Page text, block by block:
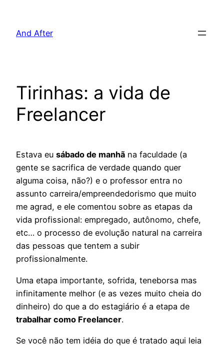
And After
Tirinhas: a vida de
Freelancer
Estava eu sábado de manhã na faculdade (a
gente se sacrifica de verdade quando quer
alguma coisa, não?) e o professor entra no
assunto carreira/empreendedorismo que muito
me agrad, e ele comentou sobre as etapas da
vida profissional: empregado, autônomo, chefe,
etc… o processo de evolução natural na carreira
das pessoas que tentem a subir
profissionalmente.
Uma etapa importante, sofrida, teneborsa mas
infinitamente melhor (e as vezes muito cheia do
dinheiro) do que a do estagiário é a etapa de
trabalhar como Freelancer.
Se você não tem idéia do que é tratado aqui leia